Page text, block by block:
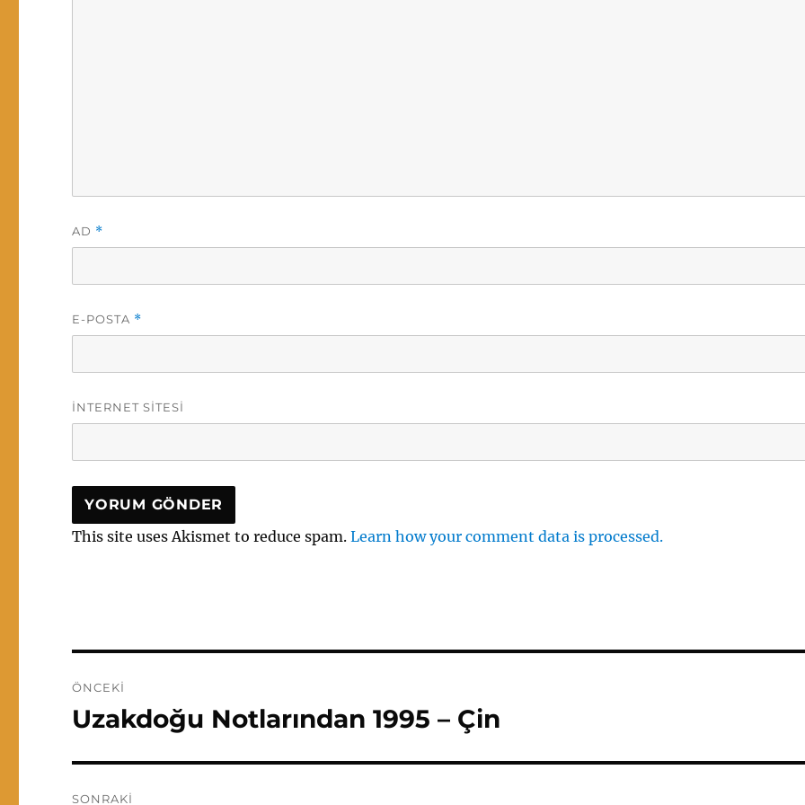
AD *
E-POSTA *
İNTERNET SITESI
This site uses Akismet to reduce spam.Learn how your comment data is processed.
gezinmesi
ÖNCEKI
Önceki
Uzakdoğu Notlarından 1995 – Çin
SONRAKI